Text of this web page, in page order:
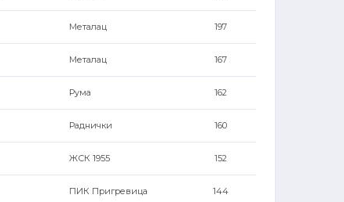
Металац 197
Металац 167
Рума 162
Раднички 160
ЖСК 1955 152
ПИК Пригревица 144